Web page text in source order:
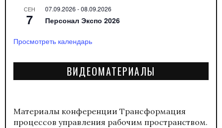
СЕН
7
07.09.2026 -08.09.2026
Персонал Экспо 2026
Просмотреть календарь
ВИДЕОМАТЕРИАЛЫ
Материалы конференции Трансформация
процессов управления рабочим пространством.